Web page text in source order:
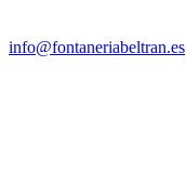
info@fontaneriabeltran.es